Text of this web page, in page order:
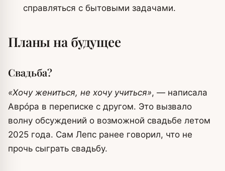
справляться с бытовыми задачами.
Планы на будущее
Свадьба?
«Хочу жениться, не хочу учиться», — написала
Аврóра в переписке с другом. Это вызвало
волну обсуждений о возможной свадьбе летом
2025 года. Сам Лепс ранее говорил, что не
прочь сыграть свадьбу.